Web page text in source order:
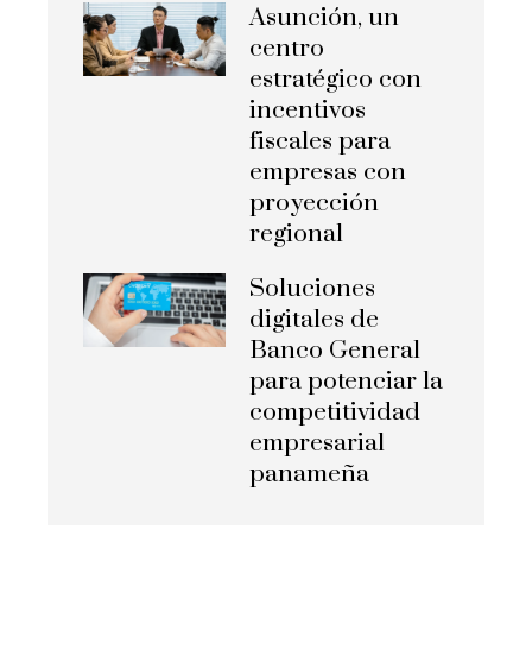
Asunción, un
centro
estratégico con
incentivos
fiscales para
empresas con
proyección
regional
Soluciones
digitales de
Banco General
para potenciar la
competitividad
empresarial
panameña